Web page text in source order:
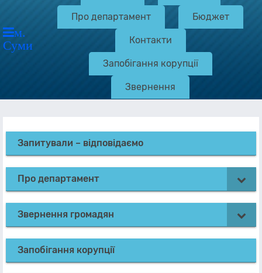
м.
Суми
Про департамент Бюджет
Контакти
Запобігання корупції
Звернення
Запитували – відповідаємо
Про департамент
Звернення громадян
Запобігання корупції